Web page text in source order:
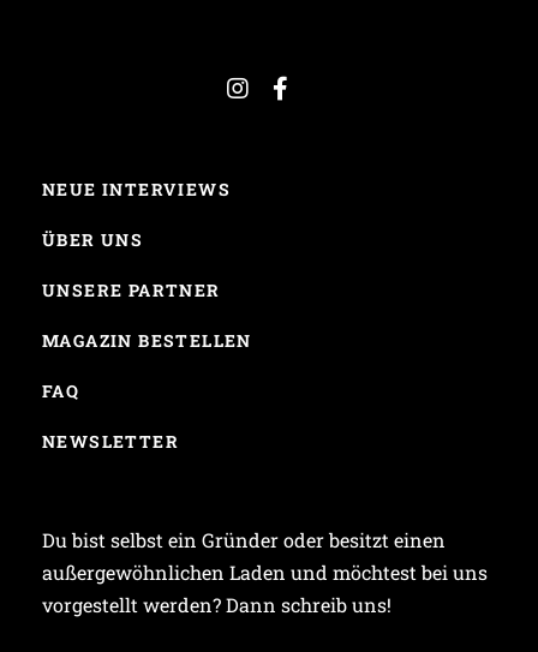
NEUE INTERVIEWS
ÜBER UNS
UNSERE PARTNER
MAGAZIN BESTELLEN
FAQ
NEWSLETTER
Du bist selbst ein Gründer oder besitzt einen
außergewöhnlichen Laden und möchtest bei uns
vorgestellt werden? Dann schreib uns!